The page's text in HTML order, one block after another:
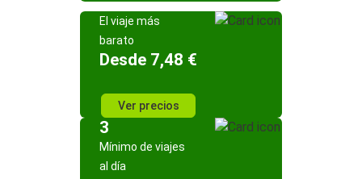
El viaje más
barato
Desde 7,48 €
Ver precios
3
Mínimo de viajes
al día